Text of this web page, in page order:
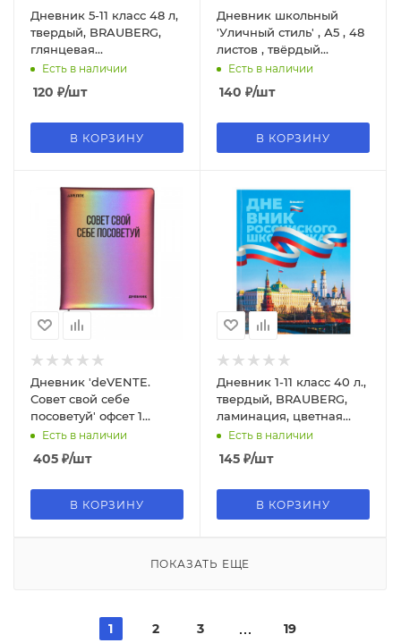
Дневник 5-11 класс 48 л,
твердый, BRAUBERG,
глянцевая
ламинация,'World of
future', 106872
Есть в наличии
120 ₽/шт
В КОРЗИНУ
Дневник школьный
'Уличный стиль' , А5 , 48
листов , твёрдый
переплёт, 63297
Есть в наличии
140 ₽/шт
В КОРЗИНУ
Дневник 'deVENTE.
Совет свой себе
посоветуй' офсет 1
краска, кремовая
бумага 80 г;м2, 2022247
Есть в наличии
405 ₽/шт
В КОРЗИНУ
Дневник 1-11 класс 40 л.,
твердый, BRAUBERG,
ламинация, цветная
печать РОССИЙСКОГО
ШКОЛЬНИКА, 106859
Есть в наличии
145 ₽/шт
В КОРЗИНУ
ПОКАЗАТЬ ЕЩЕ
1 2 3 19